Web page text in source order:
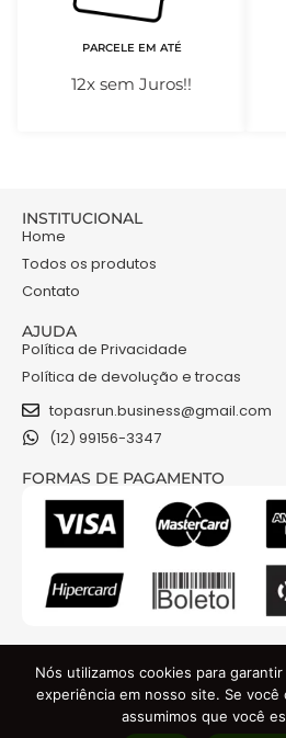
PARCELE EM ATÉ
12x sem Juros!!
INSTITUCIONAL
Home
Todos os produtos
Contato
AJUDA
Política de Privacidade
Política de devolução e trocas
topasrun.business@gmail.com
(12) 99156-3347
FORMAS DE PAGAMENTO
TOPAS RUN COMERCIO DE ROUPAS E
Nós utilizamos cookies para
experiência em nosso site. Se
assumimos que você